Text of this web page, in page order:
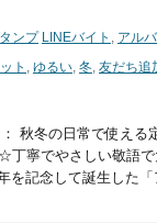
ンプ LINEバイト , アル
ト , ゆるい, 冬, 友だち追
秋冬の日常で使える
丁寧でやさしい敬語
を記念して誕生した